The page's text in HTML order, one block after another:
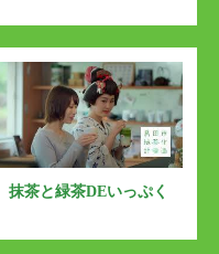
抹茶と緑茶DEいっぷく